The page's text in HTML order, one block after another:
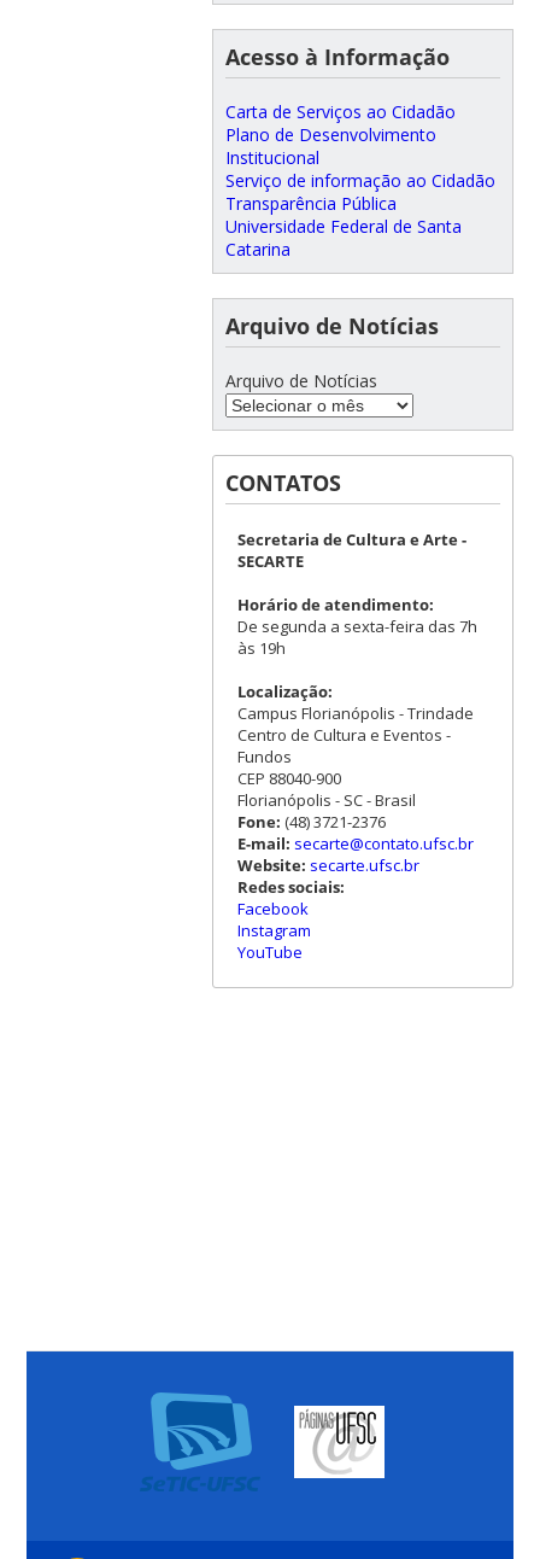
Acesso à Informação
Carta de Serviços ao Cidadão
Plano de Desenvolvimento
Institucional
Serviço de informação ao Cidadão
Transparência Pública
Universidade Federal de Santa
Catarina
Arquivo de Notícias
Arquivo de Notícias
CONTATOS
Secretaria de Cultura e Arte -
SECARTE
Horário de atendimento:
De segunda a sexta-feira das 7h
às 19h
Localização:
Campus Florianópolis - Trindade
Centro de Cultura e Eventos -
Fundos
CEP 88040-900
Florianópolis - SC - Brasil
Fone: (48) 3721-2376
E-mail: secarte@contato.ufsc.br
Website: secarte.ufsc.br
Redes sociais:
Facebook
Instagram
YouTube